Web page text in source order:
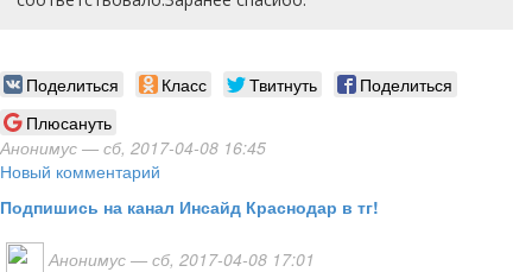
Поделиться Класс Твитнуть
Поделиться
Плюсануть
Анонимус — сб, 2017-04-08 16:45
Новый комментарий
Подпишись на канал Инсайд Краснодар в тг!
Анонимус — сб, 2017-04-08 17:01